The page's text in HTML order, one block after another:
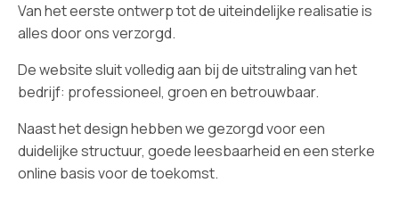
Van het eerste ontwerp tot de uiteindelijke realisatie is
alles door ons verzorgd.
De website sluit volledig aan bij de uitstraling van het
bedrijf: professioneel, groen en betrouwbaar.
Naast het design hebben we gezorgd voor een
duidelijke structuur, goede leesbaarheid en een sterke
online basis voor de toekomst.